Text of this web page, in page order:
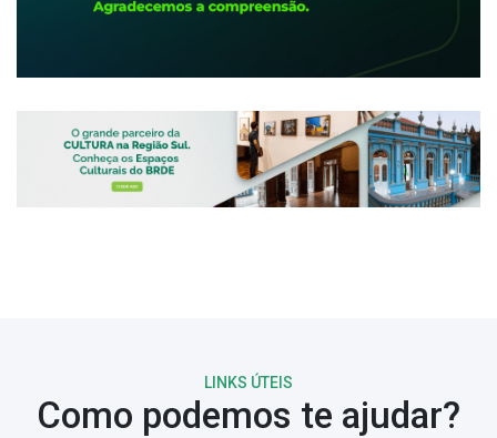
LINKS ÚTEIS
Como podemos te ajudar?